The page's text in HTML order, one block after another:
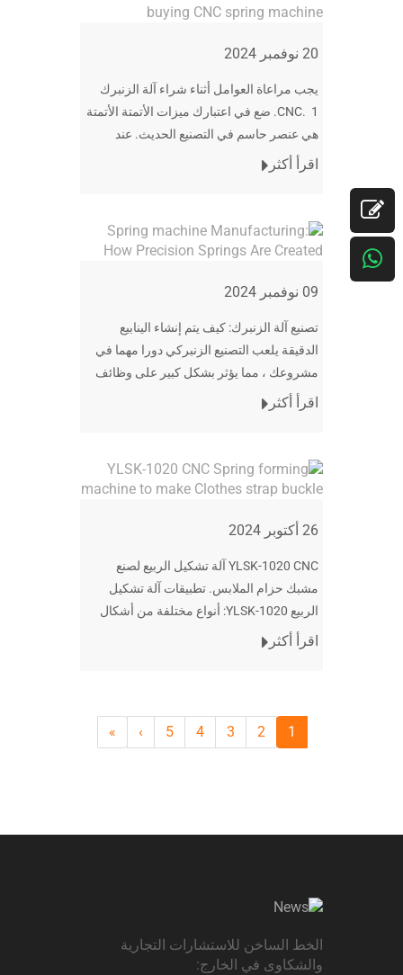
20 نوفمبر 2024
يجب مراعاة العوامل أثناء شراء آلة الزنبرك
CNC. 1. ضع في اعتبارك ميزات الأتمتة الأتمتة
هي عنصر حاسم في التصنيع الحديث. عند
اختيار آلة زنبرك CNC ، ضع في اعتبارك: آلي
اقرأ أكثر
09 نوفمبر 2024
تصنيع آلة الزنبرك: كيف يتم إنشاء الينابيع
الدقيقة يلعب التصنيع الزنبركي دورا مهما في
مشروعك ، مما يؤثر بشكل كبير على وظائف
منتجك النهائي وعمره. أثناء تحديد ر
اقرأ أكثر
26 أكتوبر 2024
YLSK-1020 CNC آلة تشكيل الربيع لصنع
مشبك حزام الملابس. تطبيقات آلة تشكيل
الربيع YLSK-1020: أنواع مختلفة من أشكال
الأسلاك ، الينابيع المسطحة ، المعدات الزراعية
اقرأ أكثر
1
2
3
4
5
›
»
الخط الساخن للاستشارات التجارية
والشكاوى في الخارج: